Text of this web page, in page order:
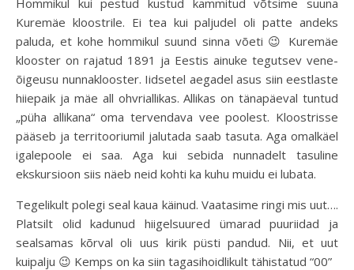
Kuremäe kloostrile. Ei tea kui paljudel oli patte andeks
paluda, et kohe hommikul suund sinna võeti 😉 Kuremäe
klooster on rajatud 1891 ja Eestis ainuke tegutsev vene-
õigeusu nunnaklooster. Iidsetel aegadel asus siin eestlaste
hiiepaik ja mäe all ohvriallikas. Allikas on tänapäeval tuntud
„püha allikana“ oma tervendava vee poolest. Kloostrisse
pääseb ja territooriumil jalutada saab tasuta. Aga omalkäel
igalepoole ei saa. Aga kui sebida nunnadelt tasuline
ekskursioon siis näeb neid kohti ka kuhu muidu ei lubata.
Tegelikult polegi seal kaua käinud. Vaatasime ringi mis uut….
Platsilt olid kadunud hiigelsuured ümarad puuriidad ja
sealsamas kõrval oli uus kirik püsti pandud. Nii, et uut
kuipalju 😉 Kemps on ka siin tagasihoidlikult tähistatud “00”